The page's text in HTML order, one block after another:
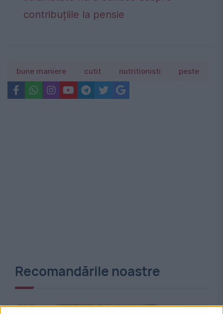
contribuțiile la pensie
bune maniere cutit nutritionisti peste
Recomandările noastre